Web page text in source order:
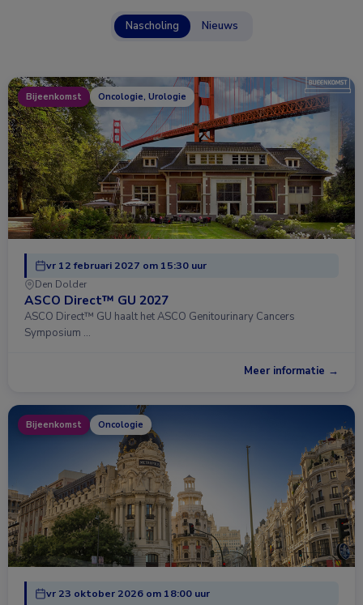
Nascholing Nieuws
Bijeenkomst Oncologie, Urologie
vr 12 februari 2027 om 15:30 uur
Den Dolder
ASCO Direct™ GU 2027
ASCO Direct™ GU haalt het ASCO Genitourinary Cancers
Symposium …
Meer informatie →
Bijeenkomst Oncologie
vr 23 oktober 2026 om 18:00 uur